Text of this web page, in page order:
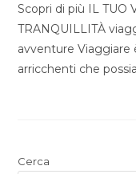
Scopri di più IL TUO
TRANQUILLITÀ
avventure Viaggiare
arricchenti che
Cerca